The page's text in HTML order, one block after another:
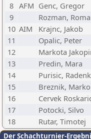
8 AFM Genc, Gregor
9
Rozman,
10 AIM Krajnc, Jakob
11
Opalic, Peter
12
Markota
13
Predin, Mara
14
Purisic,
15
Breznik, Marko
16
Cervek
17
Potocki, Silvo
18
Rutar, Timotej
Der Schachturnier-